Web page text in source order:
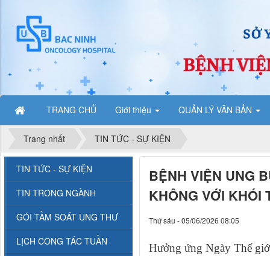
TRANG CHỦ Giới thiệu QUẢN LÝ VĂN BẢN
Trang nhất TIN TỨC - SỰ KIỆN
BỆNH VIỆN UNG
KHÔNG VỚI KHÓI
Thứ sáu - 05/06/2026 08:05
Hưởng ứng Ngày Thế
TIN TỨC - SỰ KIỆN
TIN TRONG NGÀNH
GÓI TẦM SOÁT UNG THƯ
LỊCH CÔNG TÁC TUẦN